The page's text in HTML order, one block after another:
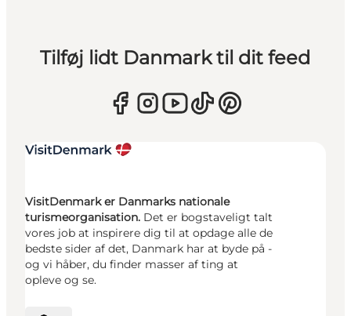
Tilføj lidt Danmark til dit feed
VisitDenmark er Danmarks nationale
turismeorganisation. Det er bogstaveligt talt
vores job at inspirere dig til at opdage alle de
bedste sider af det, Danmark har at byde på -
og vi håber, du finder masser af ting at
opleve og se.